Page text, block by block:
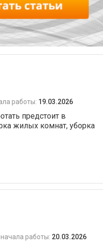
работы: 19.03.2026
предстоит в
жилых комнат, уборка
работы: 20.03.2026